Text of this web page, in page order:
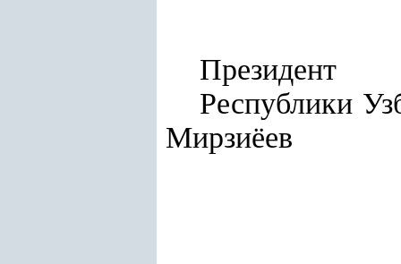
Президент
Мирзиёев